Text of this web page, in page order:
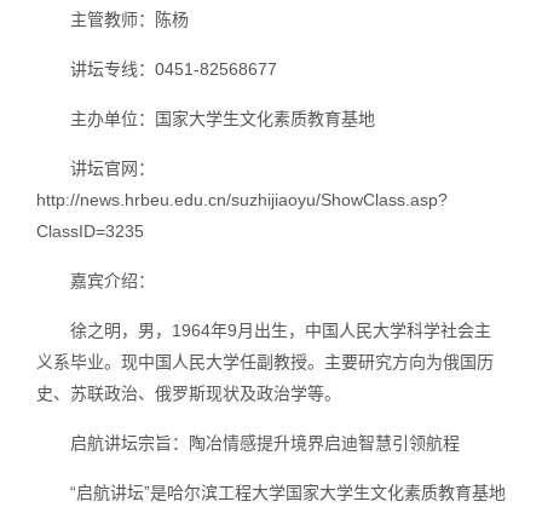
主管教师：陈杨
讲坛专线：0451-82568677
主办单位：国家大学生文化素质教育基地
讲坛官网：
http://news.hrbeu.edu.cn/suzhijiaoyu/ShowClass.asp?
ClassID=3235
嘉宾介绍：
徐之明，男，1964年9月出生，中国人民大学科学社会主
义系毕业。现中国人民大学任副教授。主要研究方向为俄国历
史、苏联政治、俄罗斯现状及政治学等。
启航讲坛宗旨：陶冶情感提升境界启迪智慧引领航程
“启航讲坛”是哈尔滨工程大学国家大学生文化素质教育基地